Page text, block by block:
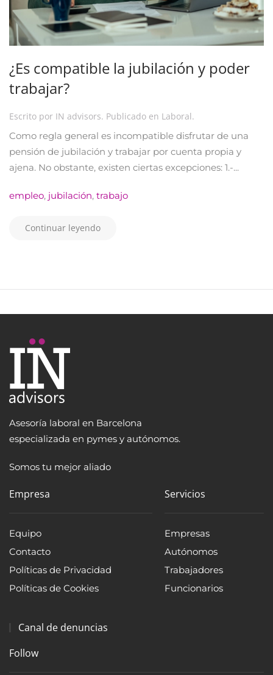
¿Es compatible la jubilación y poder
trabajar?
Escrito por IN advisors. Publicado en Laboral.
Como regla general es incompatible disfrutar de una
pensión de jubilación y trabajar por cuenta propia y
ajena. No obstante, existen ciertas excepciones: 1.-...
empleo, jubilación, trabajo
Continuar leyendo
Asesoría laboral en Barcelona
especializada en pymes y autónomos.
Somos tu mejor aliado
Empresa
Equipo
Contacto
Políticas de Privacidad
Políticas de Cookies
Canal de denuncias
Servicios
Empresas
Autónomos
Trabajadores
Funcionarios
Follow